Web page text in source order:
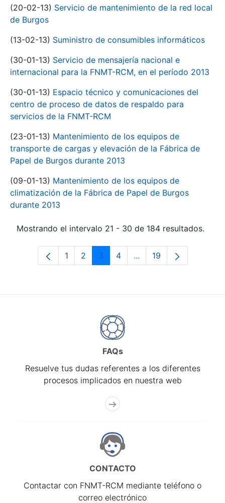
(20-02-13) Servicio de mantenimiento de la red local
de Burgos
(13-02-13) Suministro de consumibles informáticos
(30-01-13) Servicio de mensajería nacional e
internacional para la FNMT-RCM, en el período 2013
(30-01-13) Espacio técnico y comunicaciones del
centro de proceso de datos de respaldo para
servicios de la FNMT-RCM
(23-01-13) Mantenimiento de los equipos de
transporte de cargas y elevación de la Fábrica de
Papel de Burgos durante 2013
(09-01-13) Mantenimiento de los equipos de
climatización de la Fábrica de Papel de Burgos
durante 2013
Mostrando el intervalo 21 - 30 de 184 resultados.
Página
1 Página
2 Página
3 Página
4 ...Páginas intermedias
Página
19
FAQs
Resuelve tus dudas referentes a los diferentes
procesos implicados en nuestra web
CONTACTO
Contactar con FNMT-RCM mediante teléfono o
correo electrónico